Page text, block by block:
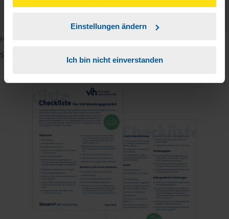
unserer
Einstellungen ändern
Ich bin nicht einverstanden
PDF - 585 KB
Hinweis: Übersetzungen in mehreren Sprachen finden Sie, wenn
Sie auf den Pfeil neben der Sprache Deutsch klicken.